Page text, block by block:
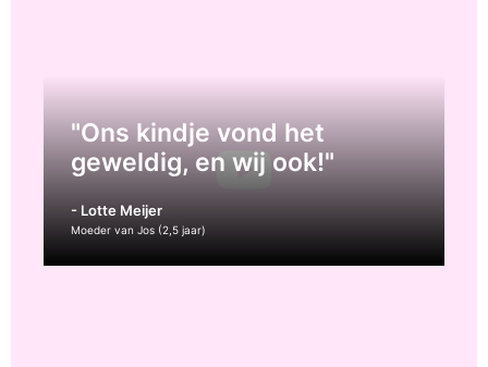
"Ons kindje vond het
geweldig, en wij ook!"
- Lotte Meijer
Moeder van Jos (2,5 jaar)